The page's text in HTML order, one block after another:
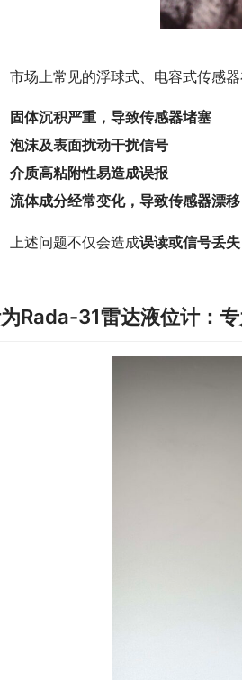
上常见的浮球式、电容式传感器
固体沉积严重，导致传感器堵塞
泡沫及表面扰动干扰信号
介质高粘附性易造成误报
流体成分经常变化，导致传感器漂移
问题不仅会造成误读或信号丢失
Rada-31雷达液位计：